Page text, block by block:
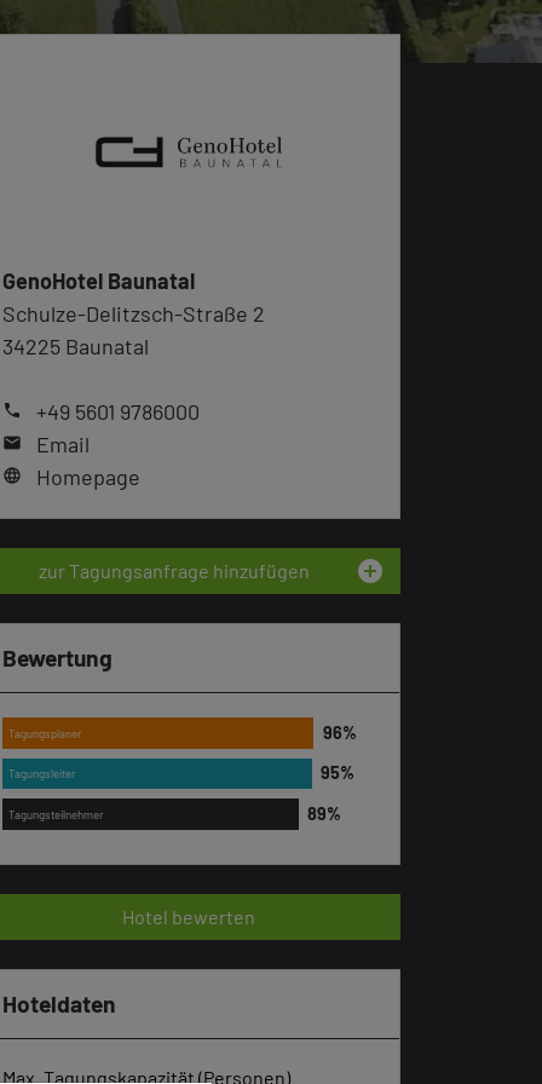
GenoHotel Baunatal
Schulze-Delitzsch-Straße 2
34225 Baunatal
phone +49 5601 9786000
mail Email
language Homepage
zur Tagungsanfrage hinzufügen add_circle
Bewertung
Tagungsplaner
Tagungsleiter
Tagungsteilnehmer
Hotel bewerten
Hoteldaten
Max. Tagungskapazität (Personen)